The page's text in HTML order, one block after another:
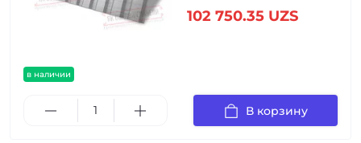
в наличии
102 750.35 UZS
В корзину